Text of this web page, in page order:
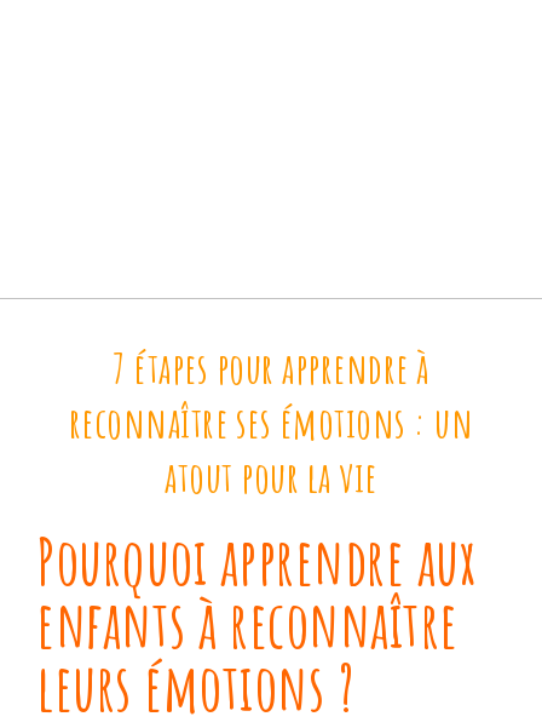
7 étapes pour apprendre à
reconnaître ses émotions : un
atout pour la vie
Pourquoi apprendre aux
enfants à reconnaître
leurs émotions ?